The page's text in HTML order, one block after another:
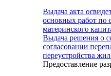
Выдача акта
основных работ по
материнского
Выдача решения о
согласовании
переустройства
Предоставление